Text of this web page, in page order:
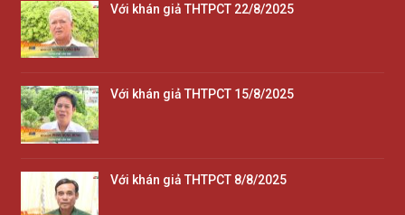
Với khán giả THTPCT 22/8/2025
Với khán giả THTPCT 15/8/2025
Với khán giả THTPCT 8/8/2025